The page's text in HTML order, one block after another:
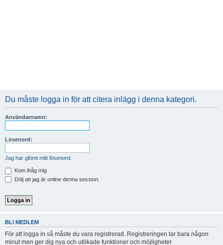
Du måste logga in för att citera inlägg i denna kategori.
Användarnamn:
Lösenord:
Jag har glömt mitt lösenord.
Kom ihåg mig
Dölj att jag är online denna session.
BLI MEDLEM
För att logga in så måste du vara registrerad. Registreringen tar bara någon
minut men ger dig nya och utökade funktioner och möjligheter.